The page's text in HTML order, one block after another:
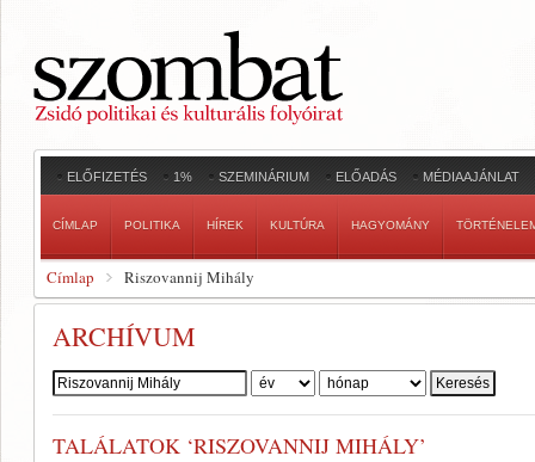
ELŐFIZETÉS 1% SZEMINÁRIUM ELŐADÁS MÉDIAAJÁNLAT
CÍMLAP POLITIKA HÍREK KULTÚRA HAGYOMÁNY
Címlap Riszovannij Mihály
ARCHÍVUM
Szerző:
TALÁLATOK ‘RISZOVANNIJ MIHÁLY’